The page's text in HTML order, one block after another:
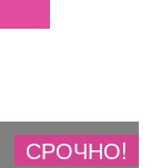
СРОЧНО!